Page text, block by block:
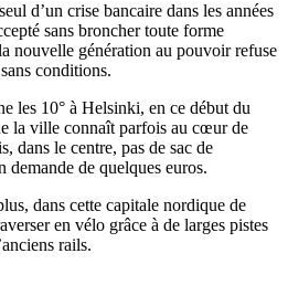
d’un crise bancaire dans les années
sans broncher toute forme
nouvelle génération au pouvoir refuse
conditions.
les 10° à Helsinki, en ce début du
la ville connaît parfois au cœur de
dans le centre, pas de sac de
demande de quelques euros.
dans cette capitale nordique de
en vélo grâce à de larges pistes
rails.